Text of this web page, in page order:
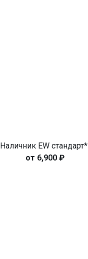
Наличник EW стандарт*
6,900 ₽